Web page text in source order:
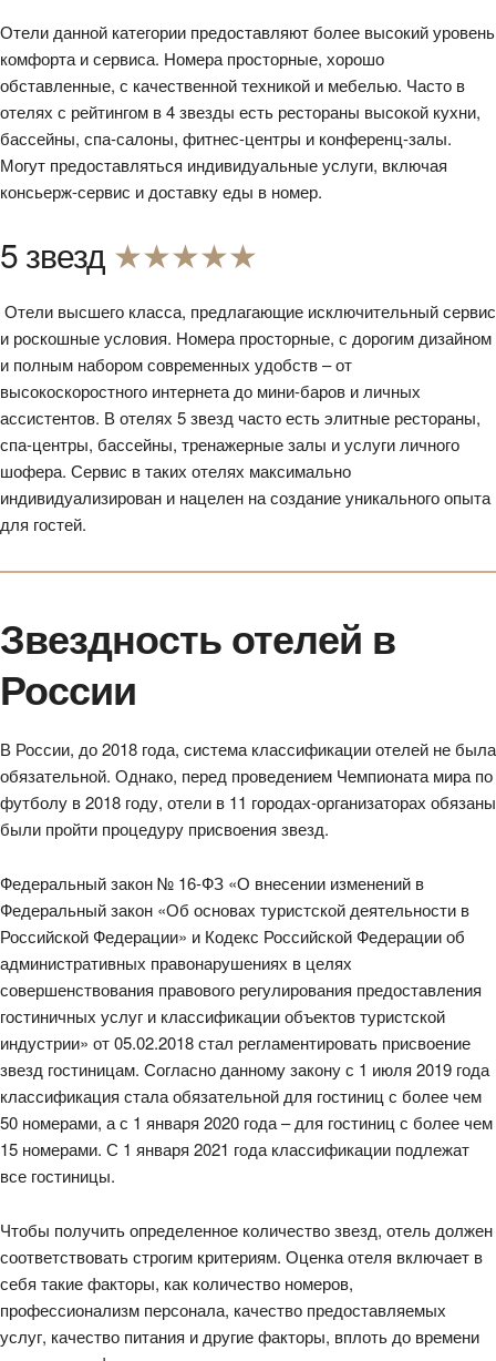
Отели данной категории предоставляют более высокий уровень
комфорта и сервиса. Номера просторные, хорошо
обставленные, с качественной техникой и мебелью. Часто в
отелях с рейтингом в 4 звезды есть рестораны высокой кухни,
бассейны, спа-салоны, фитнес-центры и конференц-залы.
Могут предоставляться индивидуальные услуги, включая
консьерж-сервис и доставку еды в номер.
5 звезд ★★★★★
Отели высшего класса, предлагающие исключительный сервис
и роскошные условия. Номера просторные, с дорогим дизайном
и полным набором современных удобств – от
высокоскоростного интернета до мини-баров и личных
ассистентов. В отелях 5 звезд часто есть элитные рестораны,
спа-центры, бассейны, тренажерные залы и услуги личного
шофера. Сервис в таких отелях максимально
индивидуализирован и нацелен на создание уникального опыта
для гостей.
Звездность отелей в
России
В России, до 2018 года, система классификации отелей не была
обязательной. Однако, перед проведением Чемпионата мира по
футболу в 2018 году, отели в 11 городах-организаторах обязаны
были пройти процедуру присвоения звезд.
Федеральный закон № 16-ФЗ «О внесении изменений в
Федеральный закон «Об основах туристской деятельности в
Российской Федерации» и Кодекс Российской Федерации об
административных правонарушениях в целях
совершенствования правового регулирования предоставления
гостиничных услуг и классификации объектов туристской
индустрии» от 05.02.2018 стал регламентировать присвоение
звезд гостиницам. Согласно данному закону с 1 июля 2019 года
классификация стала обязательной для гостиниц с более чем
50 номерами, а с 1 января 2020 года – для гостиниц с более чем
15 номерами. С 1 января 2021 года классификации подлежат
все гостиницы.
Чтобы получить определенное количество звезд, отель должен
соответствовать строгим критериям. Оценка отеля включает в
себя такие факторы, как количество номеров,
профессионализм персонала, качество предоставляемых
услуг, качество питания и другие факторы, вплоть до времени